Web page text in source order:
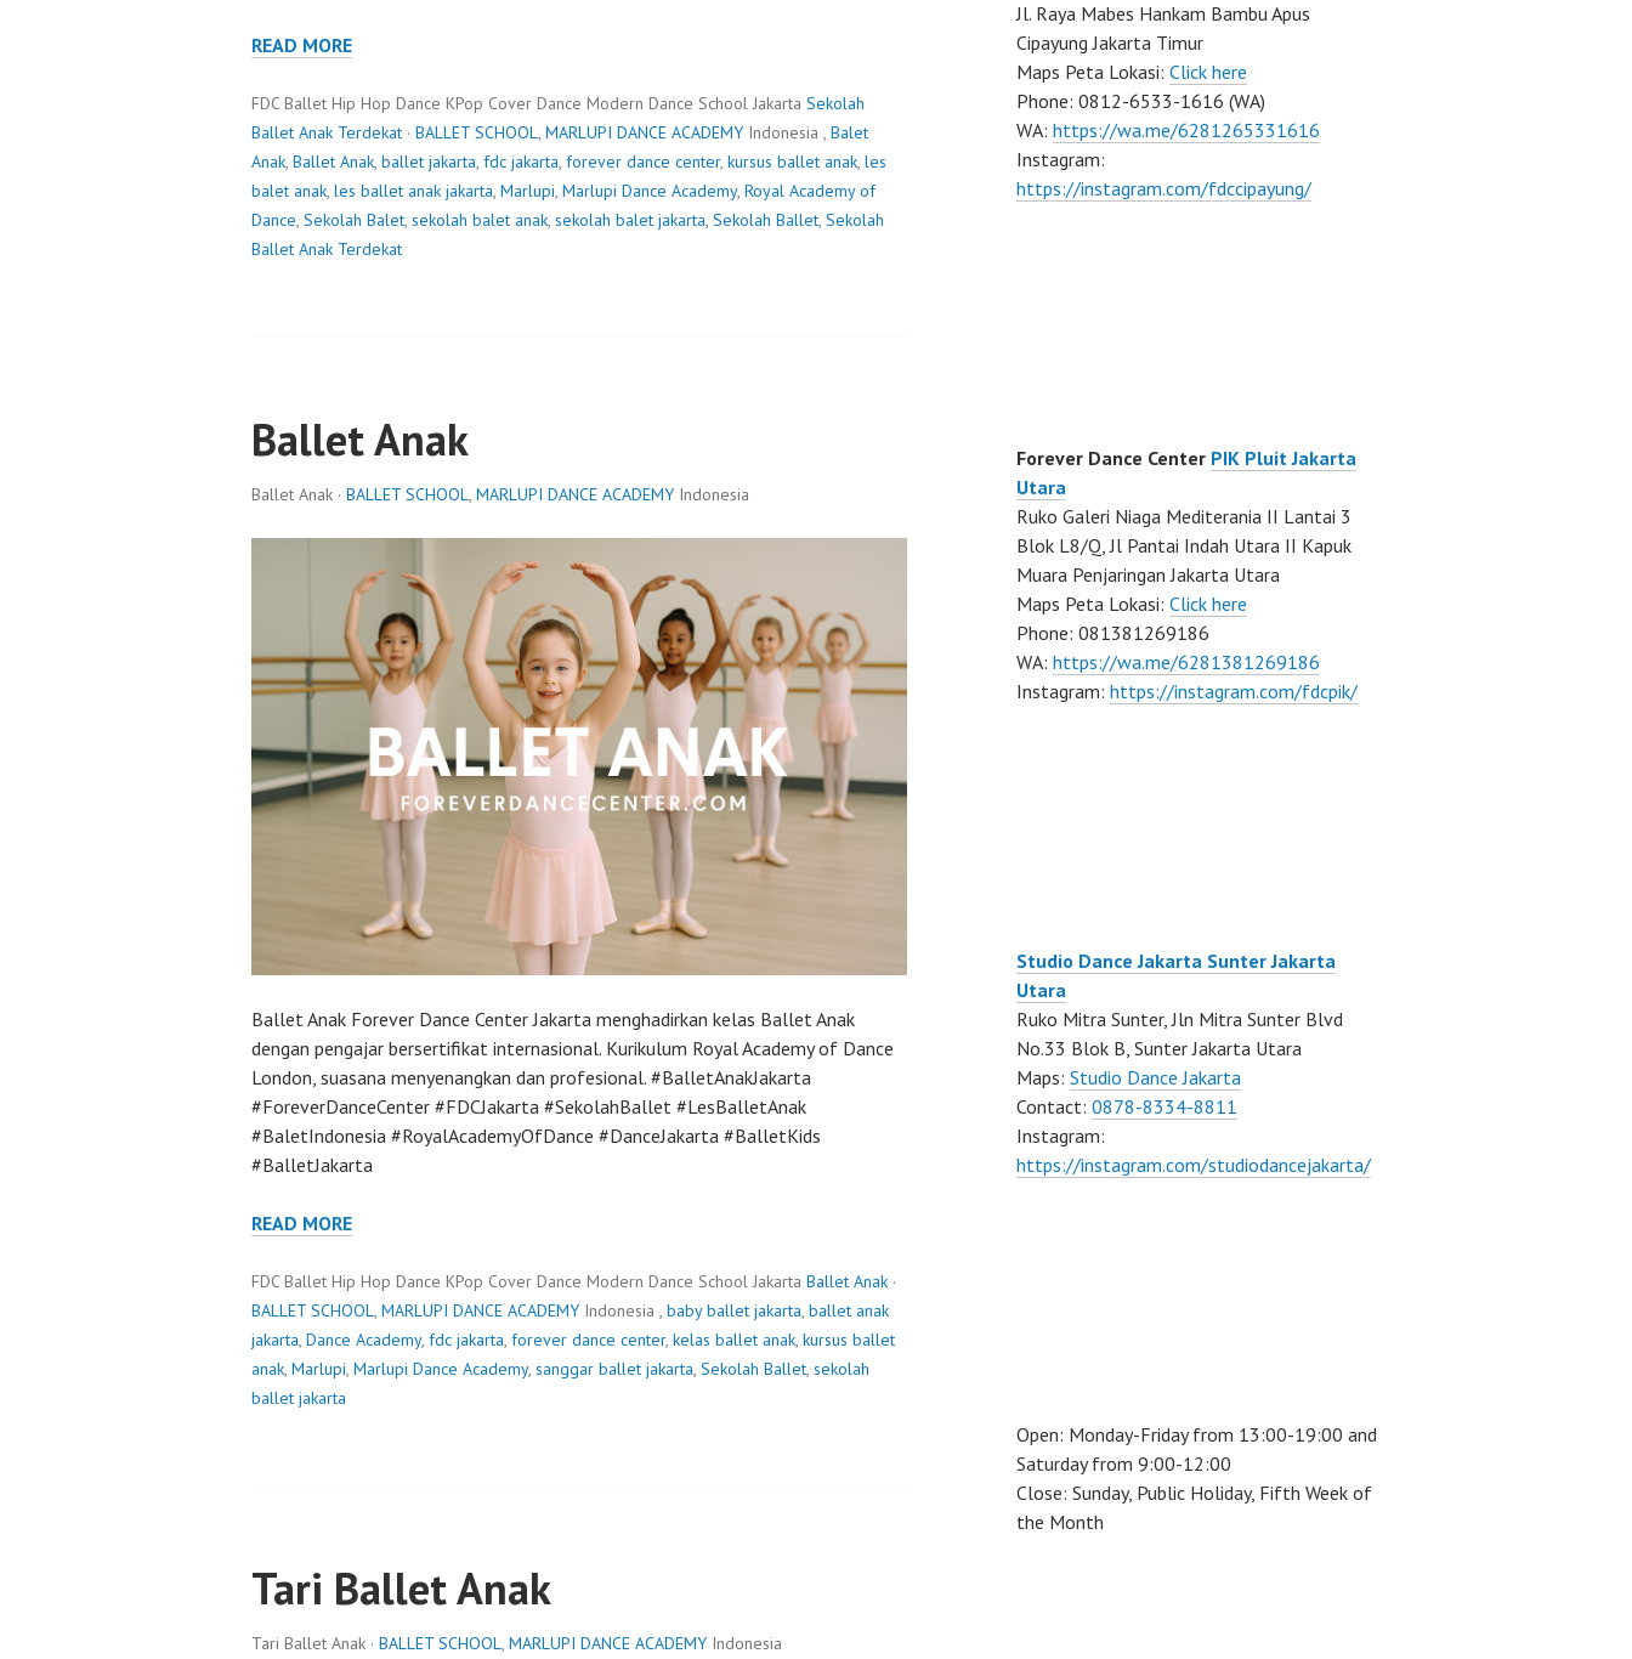
READ MORE
FDC Ballet Hip Hop Dance KPop Cover Dance Modern Dance School Jakarta Sekolah
Ballet Anak Terdekat · BALLET SCHOOL, MARLUPI DANCE ACADEMY Indonesia , Balet
Anak, Ballet Anak, ballet jakarta, fdc jakarta, forever dance center, kursus ballet anak, les
balet anak, les ballet anak jakarta, Marlupi, Marlupi Dance Academy, Royal Academy of
Dance, Sekolah Balet, sekolah balet anak, sekolah balet jakarta, Sekolah Ballet, Sekolah
Ballet Anak Terdekat
Ballet Anak
Ballet Anak · BALLET SCHOOL, MARLUPI DANCE ACADEMY Indonesia
Ballet Anak Forever Dance Center Jakarta menghadirkan kelas Ballet Anak
dengan pengajar bersertifikat internasional. Kurikulum Royal Academy of Dance
London, suasana menyenangkan dan profesional. #BalletAnakJakarta
#ForeverDanceCenter #FDCJakarta #SekolahBallet #LesBalletAnak
#BaletIndonesia #RoyalAcademyOfDance #DanceJakarta #BalletKids
#BalletJakarta
READ MORE
FDC Ballet Hip Hop Dance KPop Cover Dance Modern Dance School Jakarta Ballet Anak ·
BALLET SCHOOL, MARLUPI DANCE ACADEMY Indonesia , baby ballet jakarta, ballet anak
jakarta, Dance Academy, fdc jakarta, forever dance center, kelas ballet anak, kursus ballet
anak, Marlupi, Marlupi Dance Academy, sanggar ballet jakarta, Sekolah Ballet, sekolah
ballet jakarta
Tari Ballet Anak
Tari Ballet Anak · BALLET SCHOOL, MARLUPI DANCE ACADEMY Indonesia
Jl. Raya Mabes Hankam Bambu Apus
Cipayung Jakarta Timur
Maps Peta Lokasi: Click here
Phone: 0812-6533-1616 (WA)
WA: https://wa.me/6281265331616
Instagram:
https://instagram.com/fdccipayung/
Forever Dance Center PIK Pluit Jakarta
Utara
Ruko Galeri Niaga Mediterania II Lantai 3
Blok L8/Q, Jl Pantai Indah Utara II Kapuk
Muara Penjaringan Jakarta Utara
Maps Peta Lokasi: Click here
Phone: 081381269186
WA: https://wa.me/6281381269186
Instagram: https://instagram.com/fdcpik/
Studio Dance Jakarta Sunter Jakarta
Utara
Ruko Mitra Sunter, Jln Mitra Sunter Blvd
No.33 Blok B, Sunter Jakarta Utara
Maps: Studio Dance Jakarta
Contact: 0878-8334-8811
Instagram:
https://instagram.com/studiodancejakarta/
Open: Monday-Friday from 13:00-19:00 and
Saturday from 9:00-12:00
Close: Sunday, Public Holiday, Fifth Week of
the Month